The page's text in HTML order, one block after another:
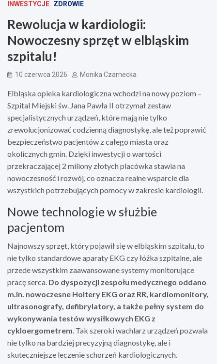
INWESTYCJE ZDROWIE
Rewolucja w kardiologii:
Nowoczesny sprzęt w elbląskim
szpitalu!
10 czerwca 2026 Monika Czarnecka
Elbląska opieka kardiologiczna wchodzi na nowy poziom –
Szpital Miejski św. Jana Pawła II otrzymał zestaw
specjalistycznych urządzeń, które mają nie tylko
zrewolucjonizować codzienną diagnostykę, ale też poprawić
bezpieczeństwo pacjentów z całego miasta oraz
okolicznych gmin. Dzięki inwestycji o wartości
przekraczającej 2 miliony złotych placówka stawia na
nowoczesność i rozwój, co oznacza realne wsparcie dla
wszystkich potrzebujących pomocy w zakresie kardiologii.
Nowe technologie w służbie
pacjentom
Najnowszy sprzęt, który pojawił się w elbląskim szpitalu, to
nie tylko standardowe aparaty EKG czy łóżka szpitalne, ale
przede wszystkim zaawansowane systemy monitorujące
pracę serca. Do dyspozycji zespołu medycznego oddano
m.in. nowoczesne Holtery EKG oraz RR, kardiomonitory,
ultrasonografy, defibrylatory, a także pełny system do
wykonywania testów wysiłkowych EKG z
cykloergometrem. Tak szeroki wachlarz urządzeń pozwala
nie tylko na bardziej precyzyjną diagnostykę, ale i
skuteczniejsze leczenie schorzeń kardiologicznych.